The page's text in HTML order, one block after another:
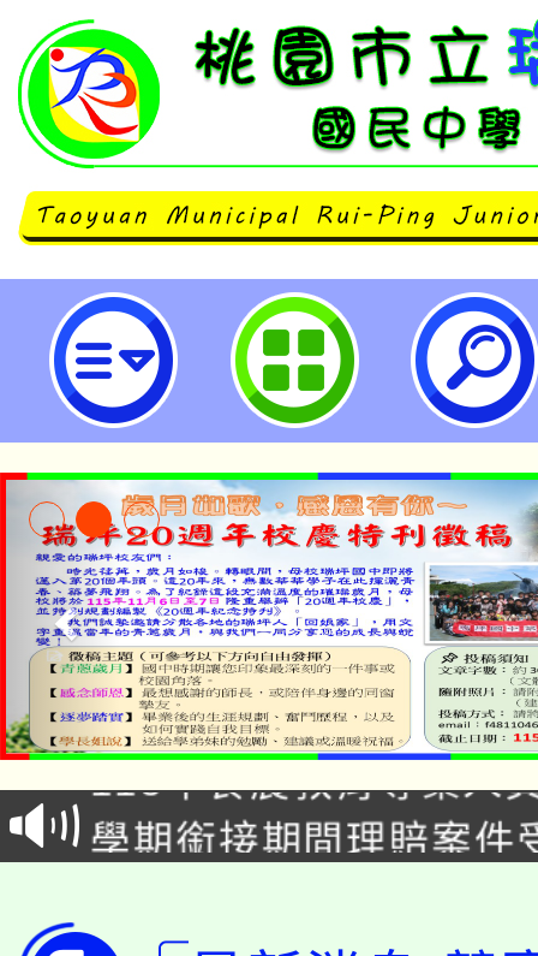
主旨：有關本校辦理桃園市115年
健康~校園米其林美食爭霸賽」－
活動，鼓勵各校學生踴躍投票，請
立瑞坪國民中學
淨零綠生活教案入校路
會
115年食農教育專業人
程
學期銜接期間理賠案件
公告本校115學年度第